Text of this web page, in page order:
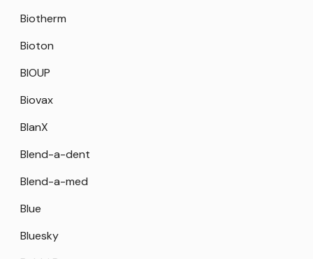
Biotherm
Bioton
BIOUP
Biovax
BlanX
Blend-a-dent
Blend-a-med
Blue
Bluesky